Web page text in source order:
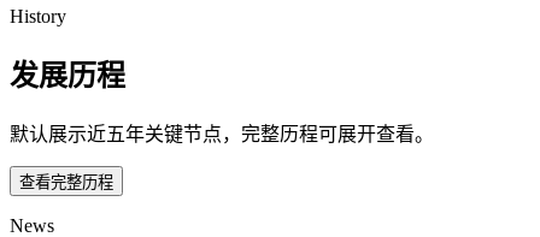
History
发展历程
默认展示近五年关键节点，完整历程可展开查看。
查看完整历程
News